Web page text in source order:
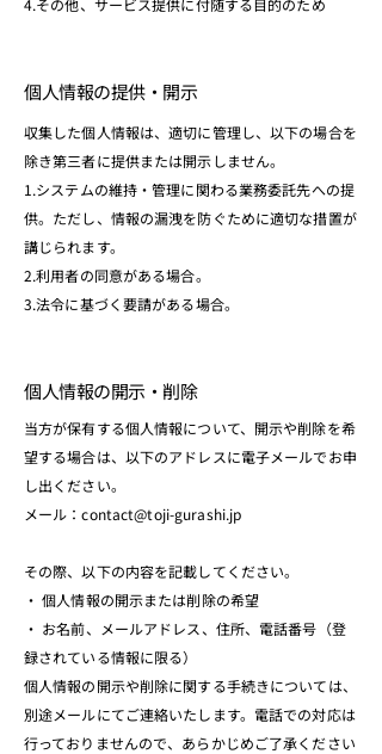
4.その他、サービス提供に付随する目的のため
個人情報の提供・開示
収集した個人情報は、適切に管理し、以下の場合を
除き第三者に提供または開示しません。
1.システムの維持・管理に関わる業務委託先への提
供。ただし、情報の漏洩を防ぐために適切な措置が
講じられます。
2.利用者の同意がある場合。
3.法令に基づく要請がある場合。
個人情報の開示・削除
当方が保有する個人情報について、開示や削除を希
望する場合は、以下のアドレスに電子メールでお申
し出ください。
メール：contact@toji-gurashi.jp
その際、以下の内容を記載してください。
・ 個人情報の開示または削除の希望
・ お名前、メールアドレス、住所、電話番号（登
録されている情報に限る）
個人情報の開示や削除に関する手続きについては、
別途メールにてご連絡いたします。電話での対応は
行っておりませんので、あらかじめご了承ください